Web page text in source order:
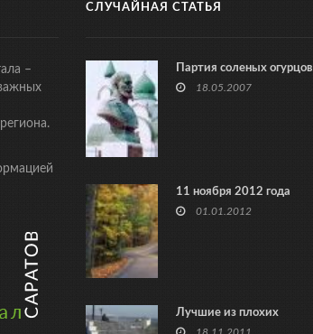
–
СЛУЧАЙНАЯ СТАТЬЯ
Партия соленых огурцов
18.05.2007
11 ноября 2012 года
01.01.2012
Лучшие из плохих